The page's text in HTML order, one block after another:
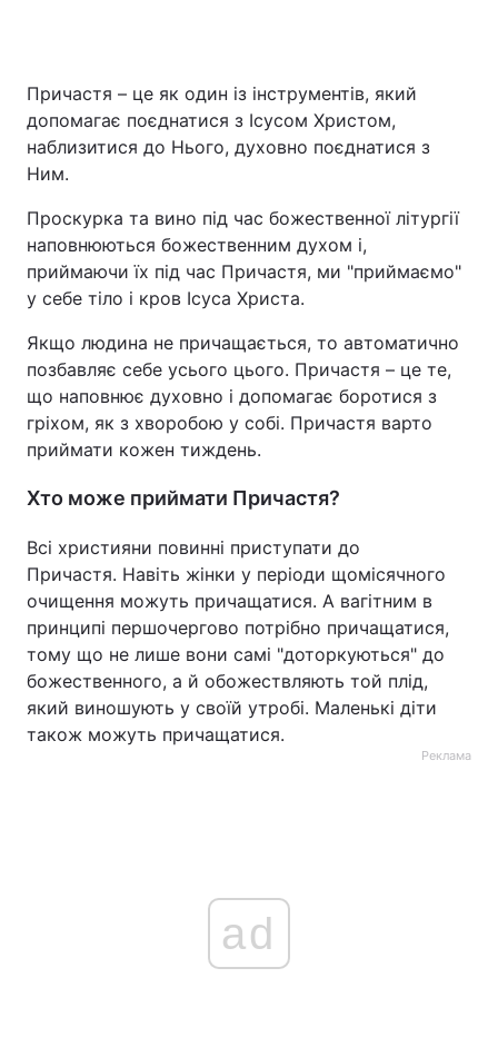
Причастя – це як один із інструментів, який
допомагає поєднатися з Ісусом Христом,
наблизитися до Нього, духовно поєднатися з
Ним.
Проскурка та вино під час божественної літургії
наповнюються божественним духом і,
приймаючи їх під час Причастя, ми "приймаємо"
у себе тіло і кров Ісуса Христа.
Якщо людина не причащається, то автоматично
позбавляє себе усього цього. Причастя – це те,
що наповнює духовно і допомагає боротися з
гріхом, як з хворобою у собі. Причастя варто
приймати кожен тиждень.
Хто може приймати Причастя?
Всі християни повинні приступати до
Причастя. Навіть жінки у періоди щомісячного
очищення можуть причащатися. А вагітним в
принципі першочергово потрібно причащатися,
тому що не лише вони самі "доторкуються" до
божественного, а й обожествляють той плід,
який виношують у своїй утробі. Маленькі діти
також можуть причащатися.
Реклама
ad